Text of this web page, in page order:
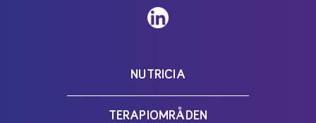
NUTRICIA
TERAPIOMRÅDEN